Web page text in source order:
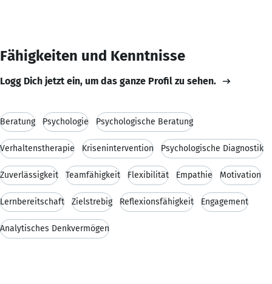
Fähigkeiten und Kenntnisse
Logg Dich jetzt ein, um das ganze Profil zu sehen.
Beratung Psychologie Psychologische Beratung
Verhaltenstherapie Krisenintervention Psychologische Diagnostik
Zuverlässigkeit Teamfähigkeit Flexibilität Empathie Motivation
Lernbereitschaft Zielstrebig Reflexionsfähigkeit Engagement
Analytisches Denkvermögen